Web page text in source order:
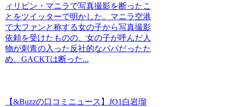
ィリピン・マニラで写真撮影を断ったこ
とをツイッターで明かした。マニラ空港
で大ファンと称する女の子から写真撮影
依頼を受けたものの、女の子が呼んだ人
物が刺青の入った反社的なパパだったた
め、GACKTは断った...
【&Buzzの口コミニュース】JO1白岩瑠